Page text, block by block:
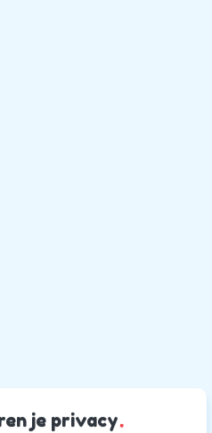
je privacy.